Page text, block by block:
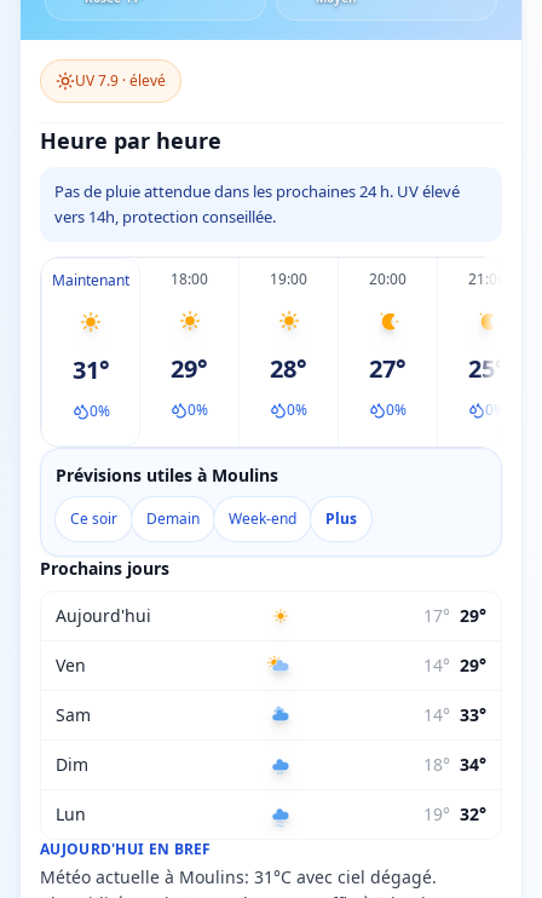
UV7.9 ·élevé
AUJOURD'HUI EN BREF
Météo actuelle à Moulins: 31°C avec ciel dégagé.
Heure par heure
Pas de pluie attendue dans les prochaines 24 h. UV élevé
vers 14h, protection conseillée.
Maintenant
31°
0%
18:00
29°
0%
19:00
28°
0%
20:00
27°
0%
21:00
25°
0
Prévisions utiles à Moulins
Ce soir Demain Week-end Plus
Prochains jours
Aujourd'hui 17° 29°
Ven 14° 29°
Sam 14° 33°
Dim 18° 34°
Lun 19° 32°